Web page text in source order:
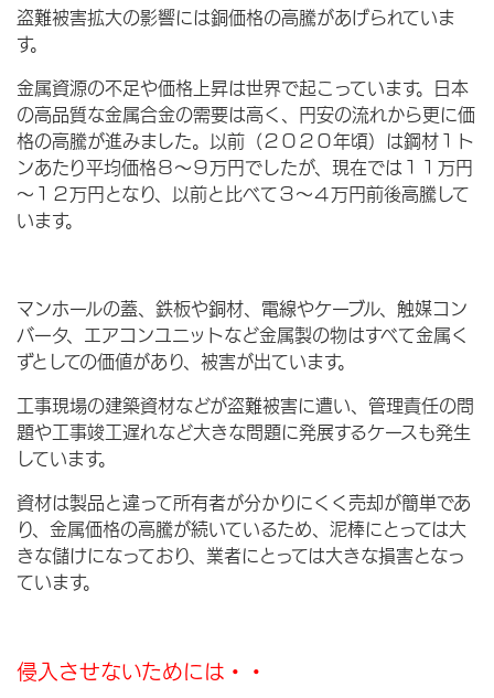
盗難被害拡大の影響には銅価格の高騰があげられていま
す。
金属資源の不足や価格上昇は世界で起こっています。日本
の高品質な金属合金の需要は高く、円安の流れから更に価
格の高騰が進みました。以前（２０２０年頃）は鋼材１ト
ンあたり平均価格８～９万円でしたが、現在では１１万円
～１２万円となり、以前と比べて３～４万円前後高騰して
います。
マンホールの蓋、鉄板や銅材、電線やケーブル、触媒コン
バータ、エアコンユニットなど金属製の物はすべて金属く
ずとしての価値があり、被害が出ています。
工事現場の建築資材などが盗難被害に遭い、管理責任の問
題や工事竣工遅れなど大きな問題に発展するケースも発生
しています。
資材は製品と違って所有者が分かりにくく売却が簡単であ
り、金属価格の高騰が続いているため、泥棒にとっては大
きな儲けになっており、業者にとっては大きな損害となっ
ています。
侵入させないためには・・